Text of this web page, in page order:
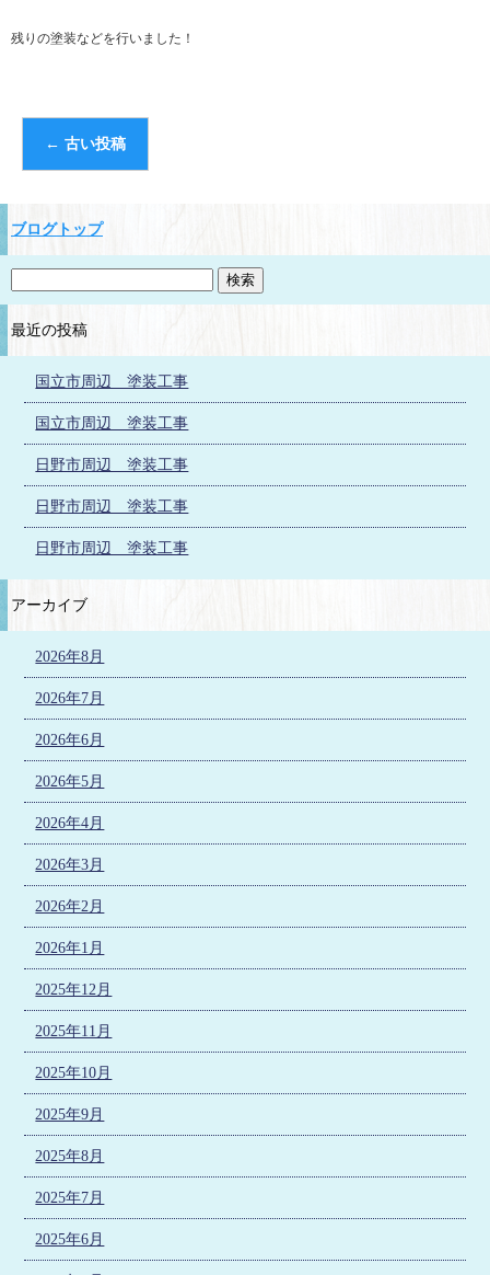
残りの塗装などを行いました！
← 古い投稿
ブログトップ
最近の投稿
国立市周辺 塗装工事
国立市周辺 塗装工事
日野市周辺 塗装工事
日野市周辺 塗装工事
日野市周辺 塗装工事
アーカイブ
2026年8月
2026年7月
2026年6月
2026年5月
2026年4月
2026年3月
2026年2月
2026年1月
2025年12月
2025年11月
2025年10月
2025年9月
2025年8月
2025年7月
2025年6月